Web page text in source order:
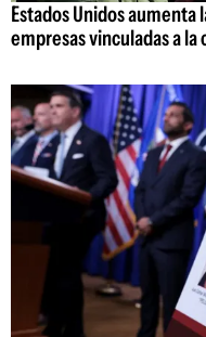
Estados Unidos aumenta
empresas vinculadas a la